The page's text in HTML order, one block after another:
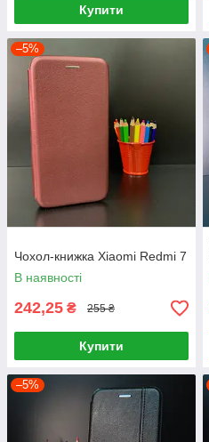
Купити
–5%
Чохол-книжка Xiaomi Redmi 7
В наявності
242,25 ₴ 255 ₴
Купити
–5%